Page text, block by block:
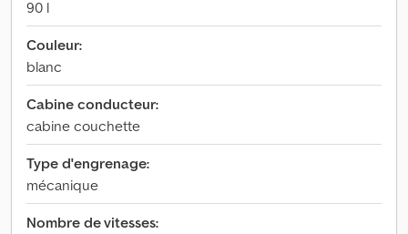
90 l
Couleur:
blanc
Cabine conducteur:
cabine couchette
Type d'engrenage:
mécanique
Nombre de vitesses: